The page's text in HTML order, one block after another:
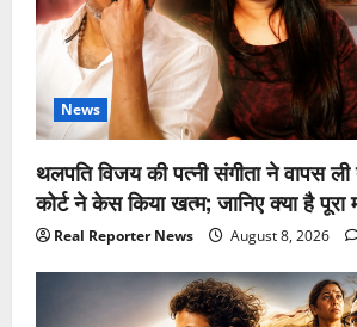
News
थलपति विजय की पत्नी संगीता ने वापस
कोर्ट ने केस किया खत्म; जानिए क्या है पूरा
Real Reporter News August 8, 2026